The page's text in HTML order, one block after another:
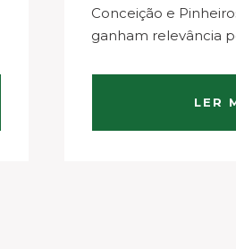
Conceição e
ganham relevância
espaço. Studio:
LER